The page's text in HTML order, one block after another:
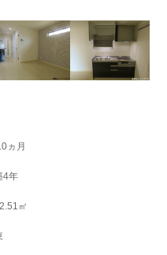
ヵ月
4年
㎡